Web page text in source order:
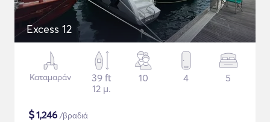
Excess 12
Καταμαράν
39 ft
12 μ.
10 4 5
$1,246 /βραδιά